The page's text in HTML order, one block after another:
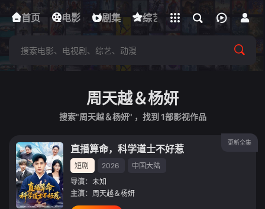
首页 电影 剧集 综艺 动漫 短剧
下载客户端
立即登录
周天越＆杨妍
搜索"周天越＆杨妍" ，找到 1部影视作品
更新全集
直播算命，科学道士不好惹
短剧 2026
中国大陆
导演： 未知
主演： 周天越＆杨妍